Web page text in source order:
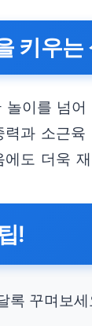
키우는
이를 넘
과 소근
도 더욱
!
록 꾸며보세